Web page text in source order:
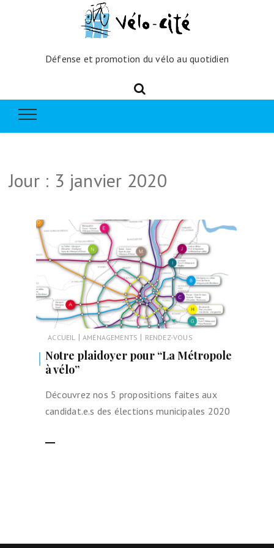
Défense et promotion du vélo au quotidien
Jour : 3 janvier 2020
ACCUEIL | AMÉNAGEMENTS | RENDEZ-VOUS
Notre plaidoyer pour “La Métropole
à vélo”
Découvrez nos 5 propositions faites aux
candidat.e.s des élections municipales 2020